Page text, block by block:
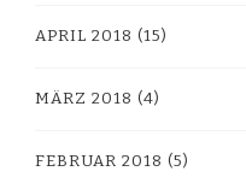
APRIL 2018 (15)
MÄRZ 2018 (4)
FEBRUAR 2018 (5)